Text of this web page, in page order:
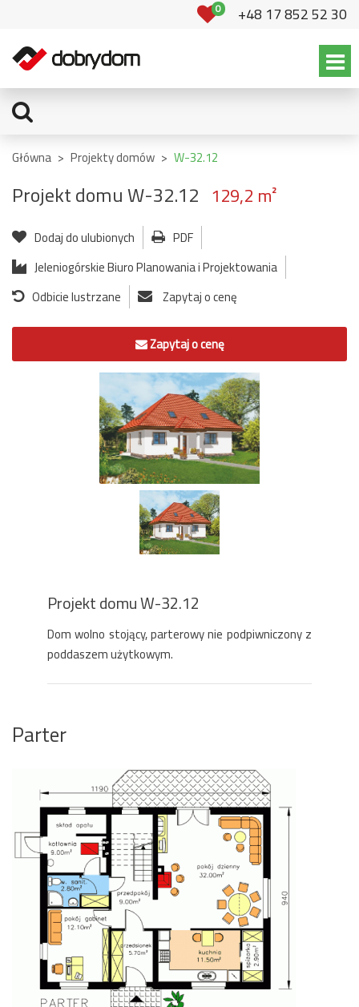
0 +48 17 852 52 30
Główna > Projekty domów > W-32.12
Projekt domu W-32.12 129,2 m²
Dodaj do ulubionych
PDF
Jeleniogórskie Biuro Planowania i Projektowania
Odbicie lustrzane
Zapytaj o cenę
Zapytaj o cenę
Projekt domu W-32.12
Dom wolno stojący, parterowy nie podpiwniczony z
poddaszem użytkowym.
Parter